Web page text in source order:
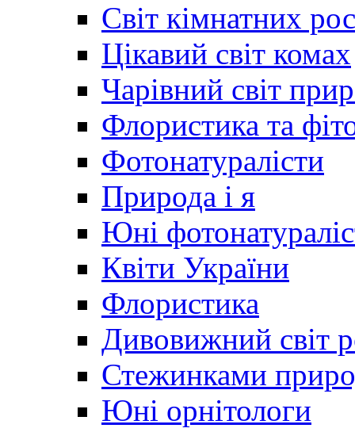
Світ кімнатних
Цікавий світ комах
Чарівний світ
Флористика та
Фотонатуралісти
Природа і я
Юні
Квіти України
Флористика
Дивовижний світ
Стежинками
Юні орнітологи